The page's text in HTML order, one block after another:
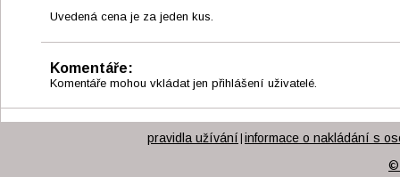
Uvedená cena je za jeden kus.
Komentáře:
Komentáře mohou vkládat jen přihlášení uživatelé.
pravidla užívání | informace o nakládání s
©